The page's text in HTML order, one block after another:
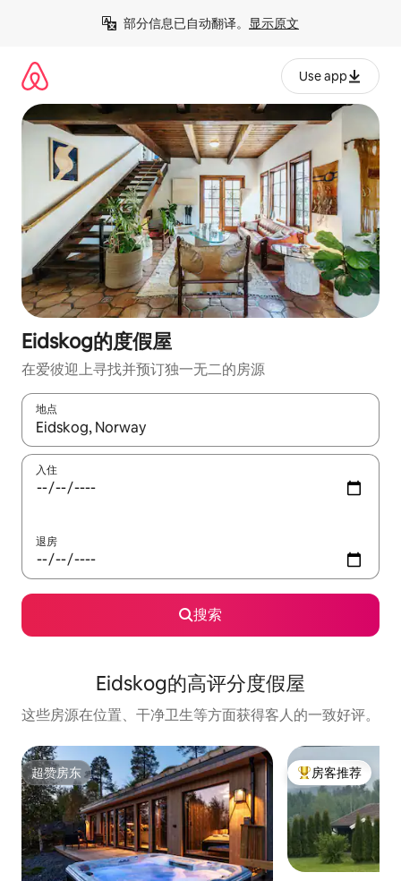
部分信息已自动翻译。 显示原文
Use app
Eidskog的度假屋
在爱彼迎上寻找并预订独一无二的房源
地点
如有搜索结果，请使用上下方向键查看，或通过点击或滑动手势
入住
退房
搜索
Eidskog的高评分度假屋
这些房源在位置、干净卫生等方面获得客人的一致好评。
超赞房东
超赞房东 热门「房客推荐」
房客推荐